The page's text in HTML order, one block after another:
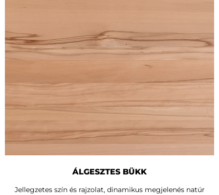
ÁLGESZTES BÜKK
Jellegzetes szín és rajzolat, dinamikus megjelenés natúr